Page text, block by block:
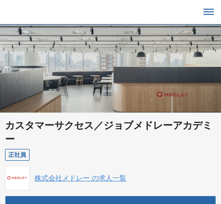
カスタマーサクセス／ジョブメドレーアカデミ
ー
正社員
株式会社メドレー の求人一覧